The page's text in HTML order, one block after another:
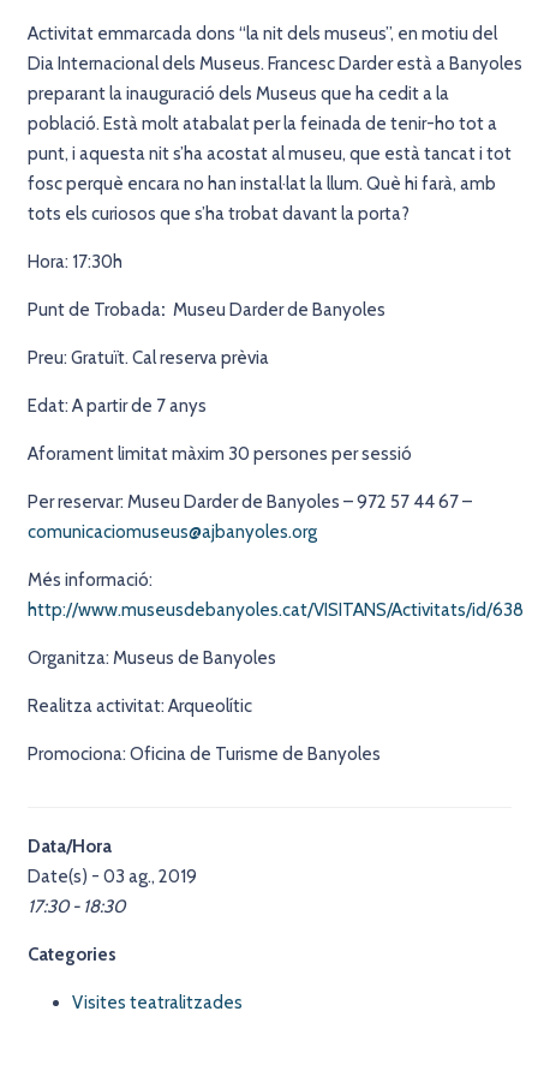
Activitat emmarcada dons “la nit dels museus”, en motiu del
Dia Internacional dels Museus. Francesc Darder està a Banyoles
preparant la inauguració dels Museus que ha cedit a la
població. Està molt atabalat per la feinada de tenir-ho tot a
punt, i aquesta nit s’ha acostat al museu, que està tancat i tot
fosc perquè encara no han instal·lat la llum. Què hi farà, amb
tots els curiosos que s’ha trobat davant la porta?
Hora: 17:30h
Punt de Trobada: Museu Darder de Banyoles
Preu: Gratuït. Cal reserva prèvia
Edat: A partir de 7 anys
Aforament limitat màxim 30 persones per sessió
Per reservar: Museu Darder de Banyoles – 972 57 44 67 –
comunicaciomuseus@ajbanyoles.org
Més informació:
http://www.museusdebanyoles.cat/VISITANS/Activitats/id/638
Organitza: Museus de Banyoles
Realitza activitat: Arqueolític
Promociona: Oficina de Turisme de Banyoles
Data/Hora
Date(s) - 03 ag., 2019
17:30 - 18:30
Categories
Visites teatralitzades